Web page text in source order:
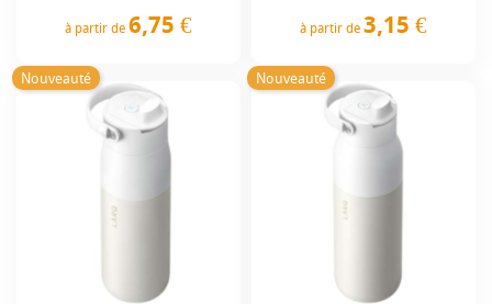
à partir de 6,75 € à partir de 3,15 €
Nouveauté Nouveauté